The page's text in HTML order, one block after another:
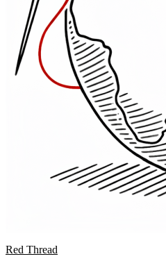
Red Thread